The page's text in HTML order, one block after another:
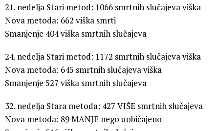
21. nedelja Stari metod: 1066 smrtnih slučajeva viška
Nova metoda: 662 viška smrti
Smanjenje 404 viška smrtnih slučajeva
24. nedelja Stari metod: 1172 smrtnih slučajeva viška
Nova metoda: 645 smrtnih slučajeva viška
Smanjenje 527 viška smrtnih slučajeva
32. nedelja Stara metoda: 427 VIŠE smrtnih slučajeva
Nova metoda: 89 MANJE nego uobičajeno